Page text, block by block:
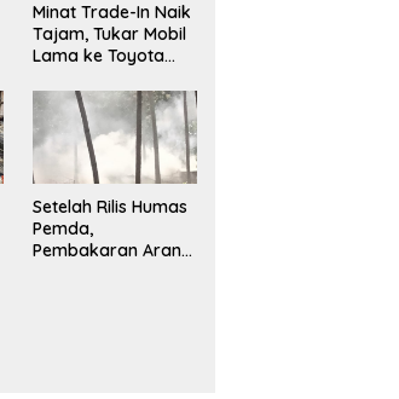
Minat Trade-In Naik
Tajam, Tukar Mobil
Lama ke Toyota
Paling Efisien
Setelah Rilis Humas
Pemda,
Pembakaran Arang